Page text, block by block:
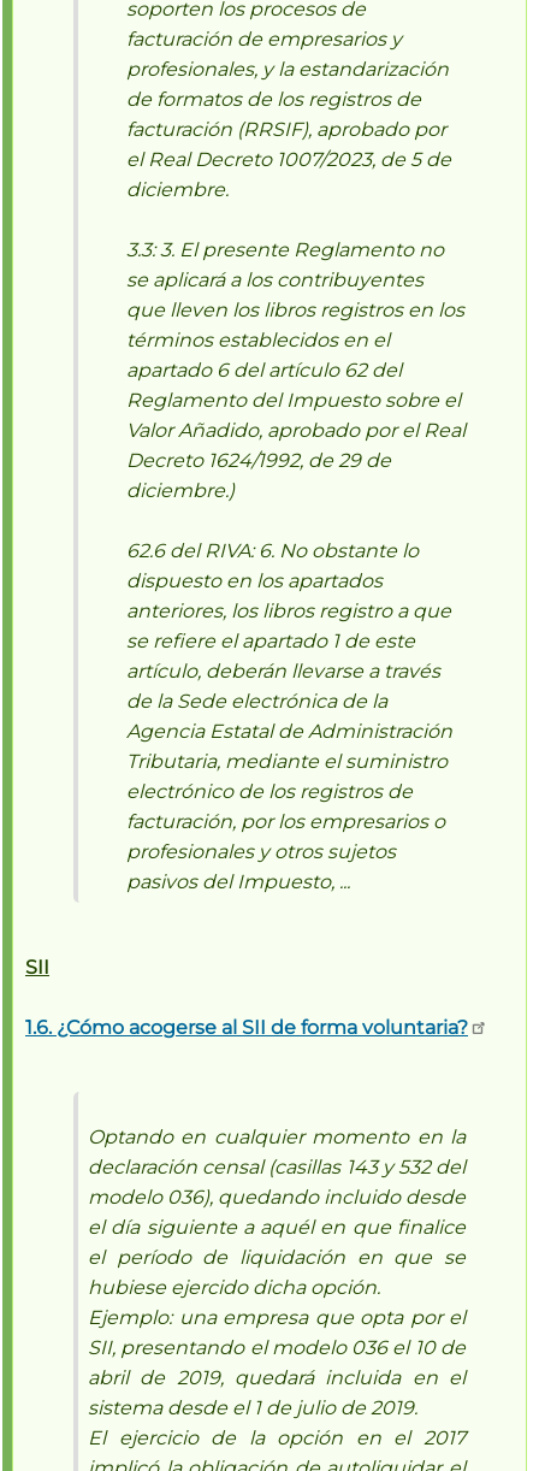
soporten los procesos de
facturación de empresarios y
profesionales, y la estandarización
de formatos de los registros de
facturación (RRSIF), aprobado por
el Real Decreto 1007/2023, de 5 de
diciembre.
3.3: 3. El presente Reglamento no
se aplicará a los contribuyentes
que lleven los libros registros en los
términos establecidos en el
apartado 6 del artículo 62 del
Reglamento del Impuesto sobre el
Valor Añadido, aprobado por el Real
Decreto 1624/1992, de 29 de
diciembre.)
62.6 del RIVA: 6. No obstante lo
dispuesto en los apartados
anteriores, los libros registro a que
se refiere el apartado 1 de este
artículo, deberán llevarse a través
de la Sede electrónica de la
Agencia Estatal de Administración
Tributaria, mediante el suministro
electrónico de los registros de
facturación, por los empresarios o
profesionales y otros sujetos
pasivos del Impuesto, ...
SII
1.6. ¿Cómo acogerse al SII de forma voluntaria?
Optando en cualquier momento en la
declaración censal (casillas 143 y 532 del
modelo 036), quedando incluido desde
el día siguiente a aquél en que finalice
el período de liquidación en que se
hubiese ejercido dicha opción.
Ejemplo: una empresa que opta por el
SII, presentando el modelo 036 el 10 de
abril de 2019, quedará incluida en el
sistema desde el 1 de julio de 2019.
El ejercicio de la opción en el 2017